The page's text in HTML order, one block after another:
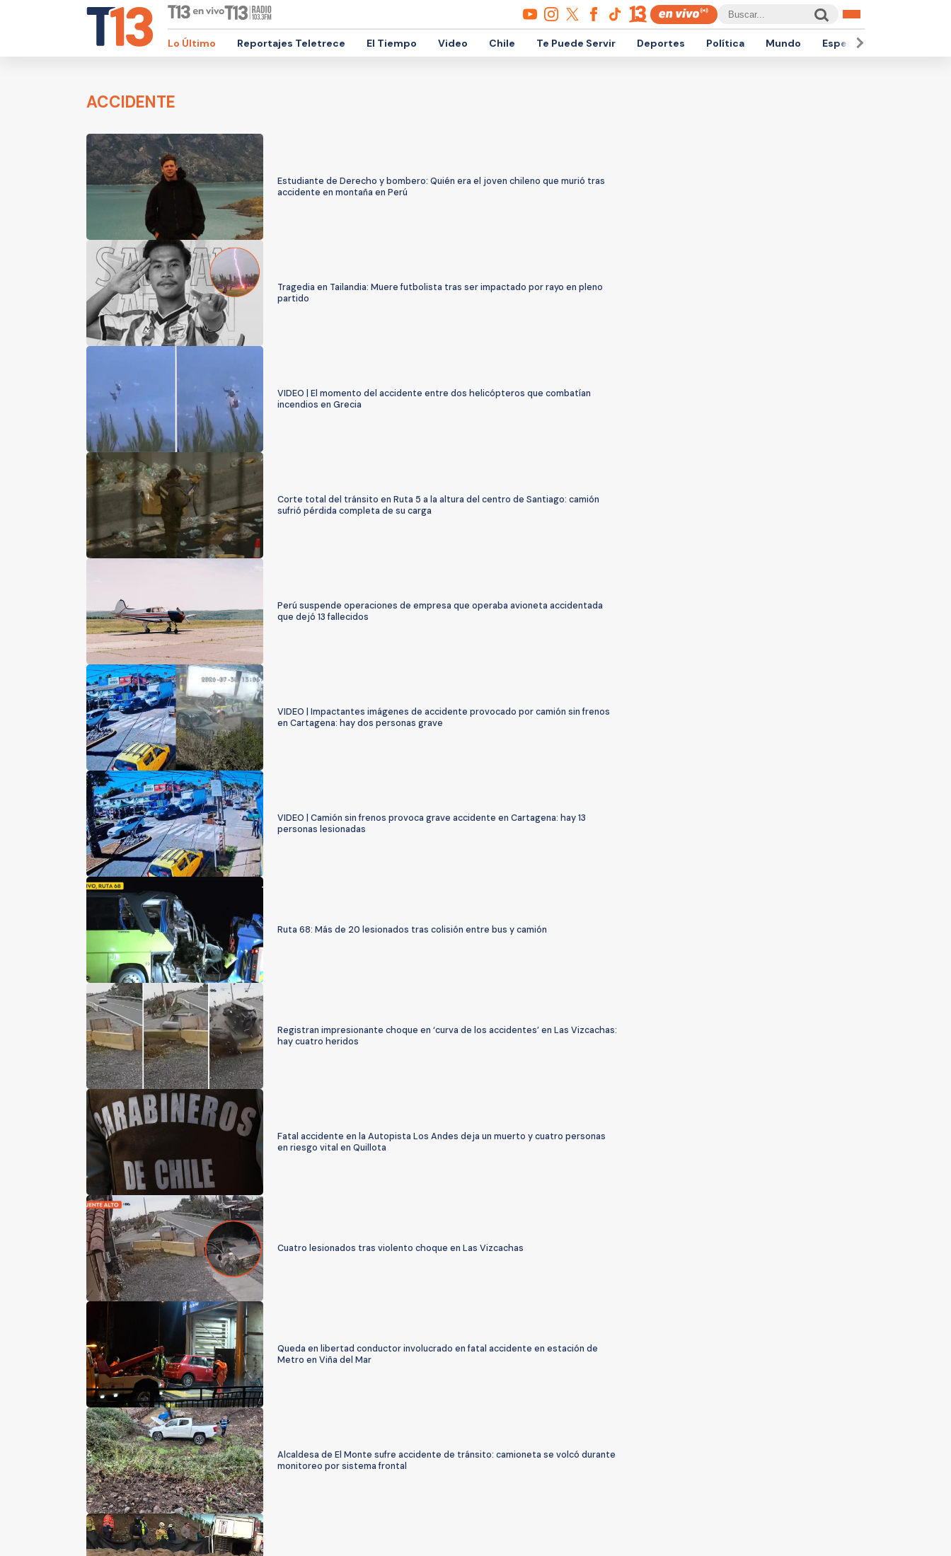
Lo Último Reportajes Teletrece El Tiempo Video Chile Te Puede Servir Deportes Política Mundo Espectáculos
ACCIDENTE
Estudiante de Derecho y bombero: Quién era el joven chileno que murió tras
accidente en montaña en Perú
Tragedia en Tailandia: Muere futbolista tras ser impactado por rayo en pleno
partido
VIDEO | El momento del accidente entre dos helicópteros que combatían
incendios en Grecia
Corte total del tránsito en Ruta 5 a la altura del centro de Santiago: camión
sufrió pérdida completa de su carga
Perú suspende operaciones de empresa que operaba avioneta accidentada
que dejó 13 fallecidos
VIDEO | Impactantes imágenes de accidente provocado por camión sin frenos
en Cartagena: hay dos personas grave
VIDEO | Camión sin frenos provoca grave accidente en Cartagena: hay 13
personas lesionadas
Ruta 68: Más de 20 lesionados tras colisión entre bus y camión
Registran impresionante choque en ‘curva de los accidentes’ en Las Vizcachas:
hay cuatro heridos
Fatal accidente en la Autopista Los Andes deja un muerto y cuatro personas
en riesgo vital en Quillota
Cuatro lesionados tras violento choque en Las Vizcachas
Queda en libertad conductor involucrado en fatal accidente en estación de
Metro en Viña del Mar
Alcaldesa de El Monte sufre accidente de tránsito: camioneta se volcó durante
monitoreo por sistema frontal